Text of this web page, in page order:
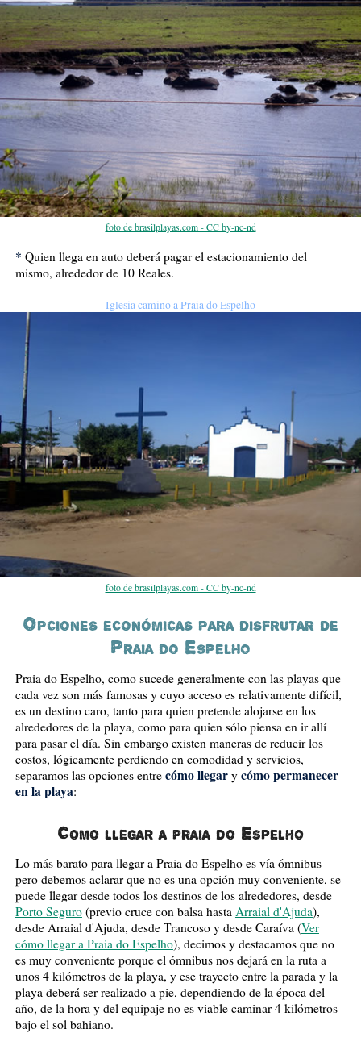
foto de brasilplayas.com - CC by-nc-nd
* Quien llega en auto deberá pagar el estacionamiento del
mismo, alrededor de 10 Reales.
Iglesia camino a Praia do Espelho
foto de brasilplayas.com - CC by-nc-nd
Opciones económicas para disfrutar de
Praia do Espelho
Praia do Espelho, como sucede generalmente con las playas que
cada vez son más famosas y cuyo acceso es relativamente difícil,
es un destino caro, tanto para quien pretende alojarse en los
alrededores de la playa, como para quien sólo piensa en ir allí
para pasar el día. Sin embargo existen maneras de reducir los
costos, lógicamente perdiendo en comodidad y servicios,
separamos las opciones entre cómo llegary cómo permanecer
en la playa:
Como llegar a praia do Espelho
Lo más barato para llegar a Praia do Espelho es vía ómnibus
pero debemos aclarar que no es una opción muy conveniente, se
puede llegar desde todos los destinos de los alrededores, desde
Porto Seguro(previo cruce con balsa hasta Arraial d'Ajuda),
desde Arraial d'Ajuda, desde Trancoso y desde Caraíva (Ver
cómo llegar a Praia do Espelho), decimos y destacamos que no
es muy conveniente porque el ómnibus nos dejará en la ruta a
unos 4 kilómetros de la playa, y ese trayecto entre la parada y la
playa deberá ser realizado a pie, dependiendo de la época del
año, de la hora y del equipaje no es viable caminar 4 kilómetros
bajo el sol bahiano.